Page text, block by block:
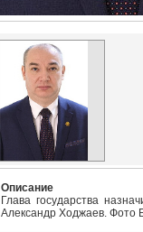
Описание
Глава государства
Александр Ходжаев. Фото